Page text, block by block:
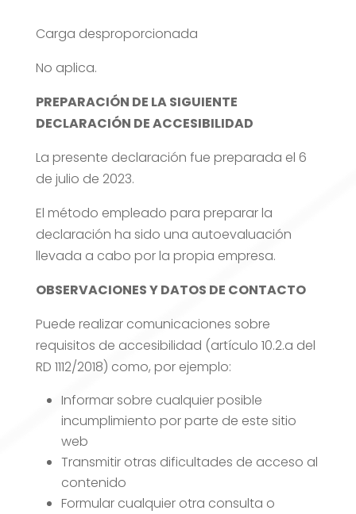
Carga desproporcionada
No aplica.
PREPARACIÓN DE LA SIGUIENTE
DECLARACIÓN DE ACCESIBILIDAD
La presente declaración fue preparada el 6
de julio de 2023.
El método empleado para preparar la
declaración ha sido una autoevaluación
llevada a cabo por la propia empresa.
OBSERVACIONES Y DATOS DE CONTACTO
Puede realizar comunicaciones sobre
requisitos de accesibilidad (artículo 10.2.a del
RD 1112/2018) como, por ejemplo:
Informar sobre cualquier posible
incumplimiento por parte de este sitio
web
Transmitir otras dificultades de acceso al
contenido
Formular cualquier otra consulta o